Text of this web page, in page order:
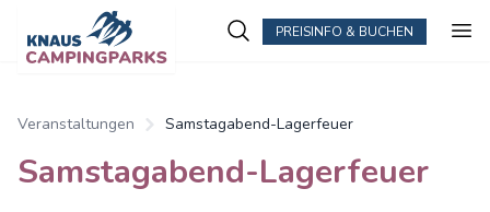
PREISINFO & BUCHEN
Veranstaltungen Samstagabend-Lagerfeuer
Samstagabend-Lagerfeuer